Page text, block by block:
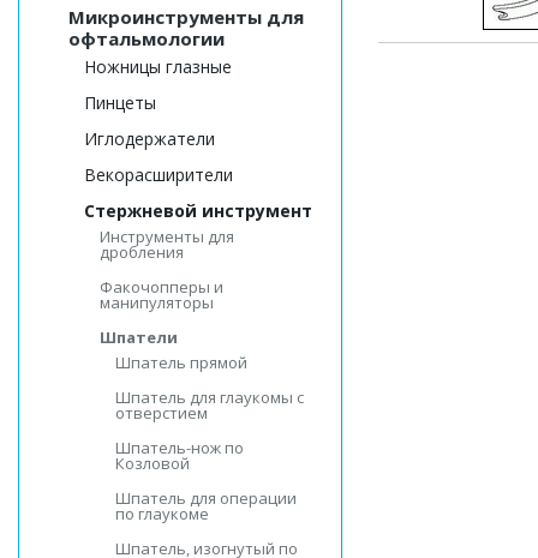
Микроинструменты для
офтальмологии
Ножницы глазные
Пинцеты
Иглодержатели
Векорасширители
Стержневой инструмент
Инструменты для
дробления
Факочопперы и
манипуляторы
Шпатели
Шпатель прямой
Шпатель для глаукомы с
отверстием
Шпатель-нож по
Козловой
Шпатель для операции
по глаукоме
Шпатель, изогнутый по